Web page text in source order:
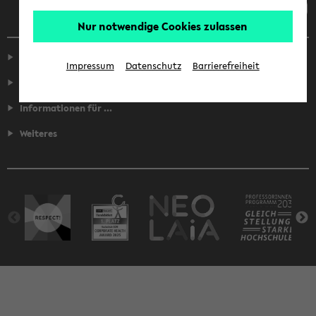
Informationen für ...
Weiteres
Nur notwendige Cookies zulassen
Impressum Datenschutz Barrierefreiheit